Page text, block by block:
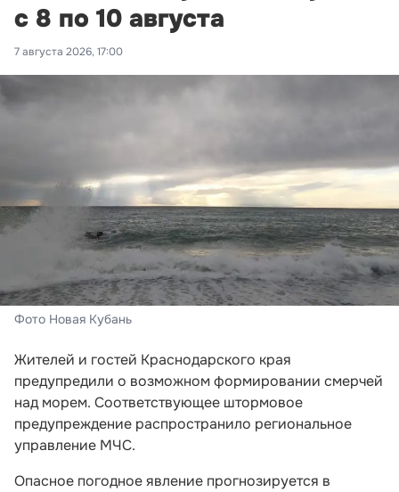
с 8 по 10 августа
7 августа 2026, 17:00
Фото Новая Кубань
Жителей и гостей Краснодарского края
предупредили о возможном формировании смерчей
над морем. Соответствующее штормовое
предупреждение распространило региональное
управление МЧС.
Опасное погодное явление прогнозируется в